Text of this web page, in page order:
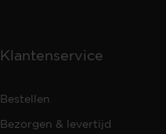
Klantenservice
Bestellen
Bezorgen & levertijd